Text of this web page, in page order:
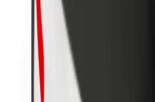
Blog
Actualités
Lignes directrices de marque
Notre mission
Relations investisseurs